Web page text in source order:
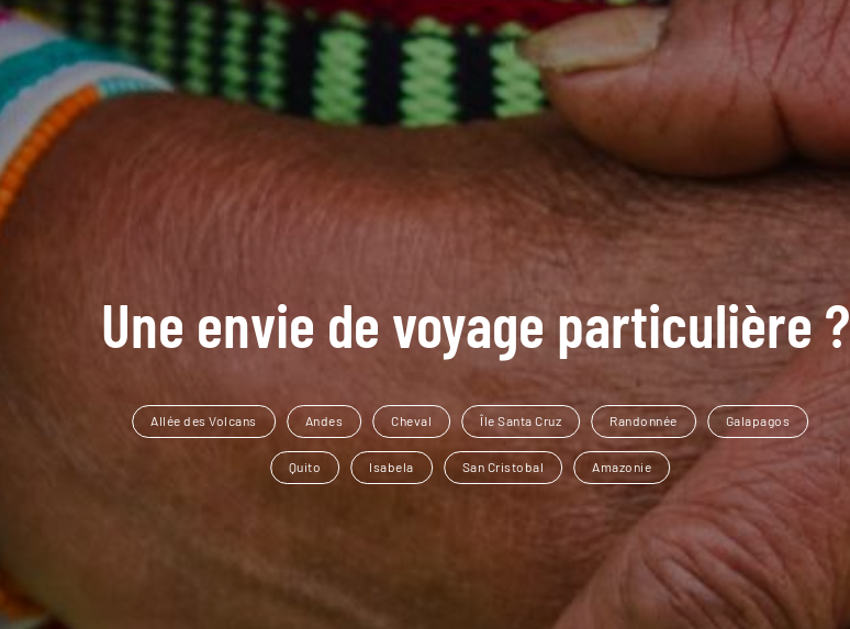
Une envie de voyage particulière ?
Allée des Volcans Andes Cheval Île Santa Cruz Randonnée Galapagos
Quito Isabela San Cristobal Amazonie